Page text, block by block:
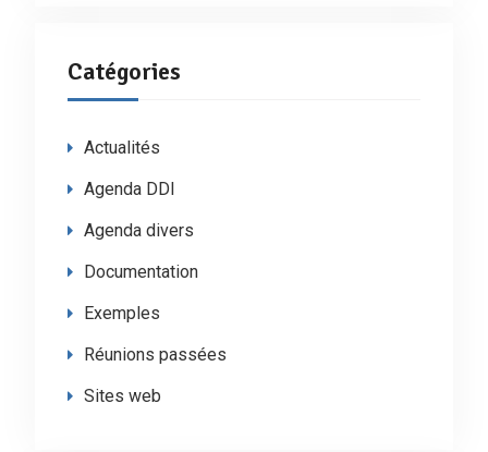
Catégories
Actualités
Agenda DDI
Agenda divers
Documentation
Exemples
Réunions passées
Sites web